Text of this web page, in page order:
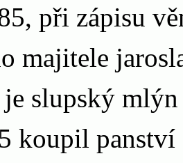
při zápisu
majitele
slupský
koupil